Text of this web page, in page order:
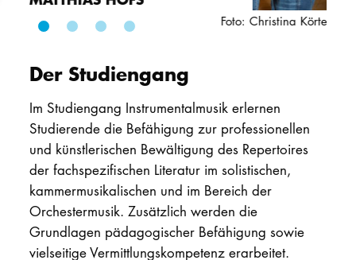
Foto: Christina Körte
Der Studiengang
Im Studiengang Instrumentalmusik erlernen
Studierende die Befähigung zur professionellen
und künstlerischen Bewältigung des Repertoires
der fachspezifischen Literatur im solistischen,
kammermusikalischen und im Bereich der
Orchestermusik. Zusätzlich werden die
Grundlagen pädagogischer Befähigung sowie
vielseitige Vermittlungskompetenz erarbeitet.
Online-